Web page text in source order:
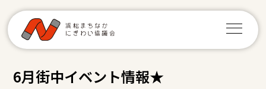
6月街中イベント情報★